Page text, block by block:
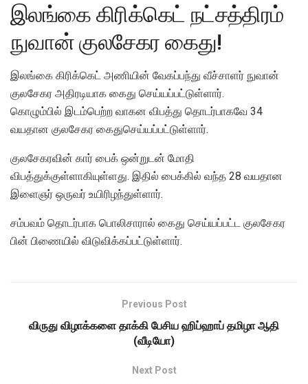
இலங்கை கிரிக்கெட் நட்சத்திரம்
நுவான் குலசேகர கைது!
இலங்கை கிரிக்கெட் அணியின் வேகப்பந்து வீச்சாளர் நுவான்
குலசேகர அதிரடியாக கைது செய்யப்பட்டுள்ளார்.
கொழும்பில் இடம்பெற்ற வாகன விபத்து தொடர்பாகவே 34
வயதான குலசேகர கைதுசெய்யப்பட்டுள்ளார்.
குலசேகரவின் கார் பைக் ஒன்றுடன் மோதி
விபத்துக்குள்ளாகியுள்ளது. இதில் பைக்கில் வந்த 28 வயதான
இளைஞர் ஒருவர் உயிரிழந்துள்ளார்.
சம்பவம் தொடர்பாக பொலிசாரால் கைது செய்யப்பட்ட குலசேகர
பின் பிணையில் விடுவிக்கப்பட்டுள்ளார்.
Previous Post
விருது விழாக்களை தாக்கி பேசிய ஹிப்ஹாப் தமிழா ஆதி
(வீடியோ)
Next Post